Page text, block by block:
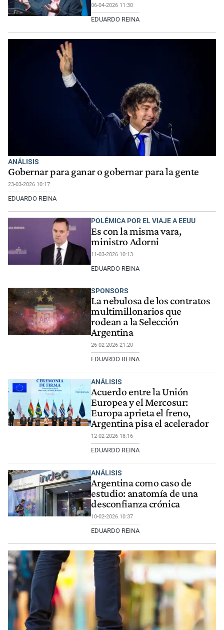
06-04-2026 11:30
EDUARDO REINA
ANÁLISIS
Gobernar para ganar o gobernar para la gente
23-03-2026 10:17
EDUARDO REINA
POLÉMICA POR EL VIAJE A EEUU
Es con la misma vara,
ministro Adorni
11-03-2026 10:13
EDUARDO REINA
SPONSORS
La nebulosa de los contratos
multimillonarios que
rodean a la Selección
Argentina
26-02-2026 21:20
EDUARDO REINA
ANÁLISIS
Acuerdo entre la Unión
Europea y el Mercosur:
Europa aprieta el freno,
Argentina pisa el acelerador
12-02-2026 18:16
EDUARDO REINA
ANÁLISIS
Argentina como caso de
estudio: anatomía de una
desconfianza crónica
10-02-2026 10:37
EDUARDO REINA